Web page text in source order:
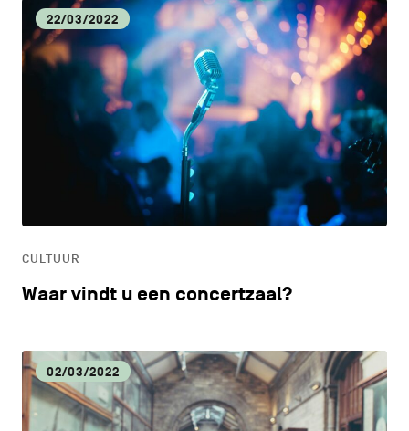
22/03/2022
CULTUUR
Waar vindt u een concertzaal?
02/03/2022